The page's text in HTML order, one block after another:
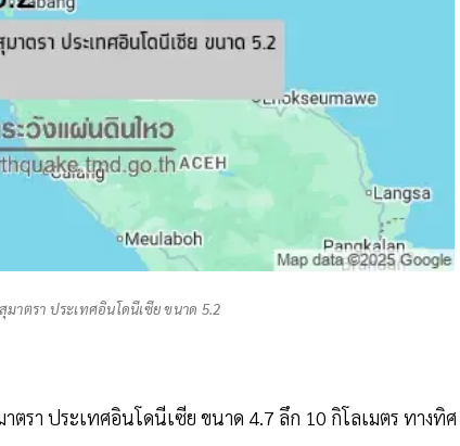
าตรา ประเทศอินโดนีเซีย ขนาด 5.2
รา ประเทศอินโดนีเซีย ขนาด 4.7 ลึก 10 กิโลเมตร ทางทิศ